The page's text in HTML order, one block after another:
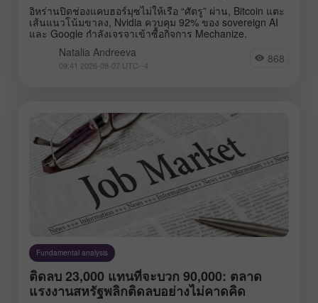
อิหร่านปิดช่องแคบฮอร์มุซไม่ให้เรือ “ศัตรู” ผ่าน, Bitcoin แตะ
เส้นแนวโน้มขาลง, Nvidia ควบคุม 92% ของ sovereign AI
และ Google กำลังเจรจาเข้าซื้อกิจการ Mechanize.
Natalia Andreeva
09:41 2026-08-07 UTC--4 868
Fundamental analysis
ติดลบ 23,000 แทนที่จะบวก 90,000: ตลาด
แรงงานสหรัฐพลิกติดลบอย่างไม่คาดคิด